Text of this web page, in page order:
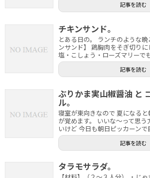
記事を読む
チキンサンド。
とある日の。 ランチのような
ンサンド】 鶏胸肉をそぎ切り
塩・こしょう・ローズマリーで
記事を読む
ぶりかま実山椒醤油 と
ル。
寝室が東向きなので 夏になる
が覚めます。 いいな～って思
いけど 今日も朝日ピッカーンで
記事を読む
タラモサラダ。